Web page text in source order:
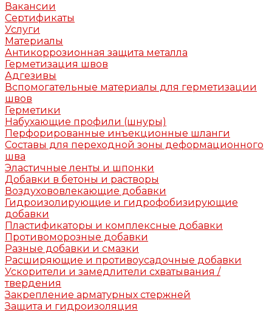
Вакансии
Сертификаты
Услуги
Материалы
Антикоррозионная защита металла
Герметизация швов
Адгезивы
Вспомогательные материалы для герметизации
швов
Герметики
Набухающие профили (шнуры)
Перфорированные инъекционные шланги
Составы для переходной зоны деформационного
шва
Эластичные ленты и шпонки
Добавки в бетоны и растворы
Воздухововлекающие добавки
Гидроизолирующие и гидрофобизирующие
добавки
Пластификаторы и комплексные добавки
Противоморозные добавки
Разные добавки и смазки
Расширяющие и противоусадочные добавки
Ускорители и замедлители схватывания /
твердения
Закрепление арматурных стержней
Защита и гидроизоляция